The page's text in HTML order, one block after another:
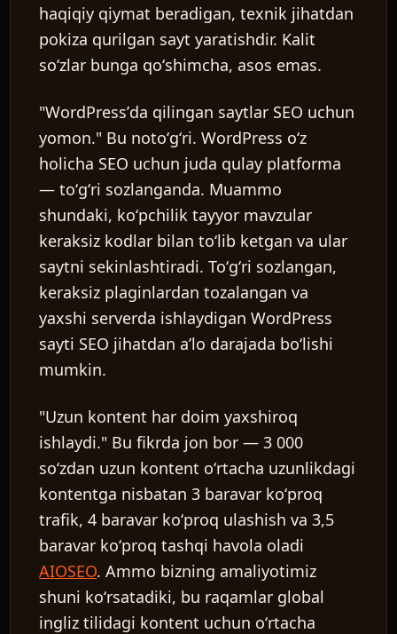
haqiqiy qiymat beradigan, texnik jihatdan
pokiza qurilgan sayt yaratishdir. Kalit
soʻzlar bunga qoʻshimcha, asos emas.
"WordPressʼda qilingan saytlar SEO uchun
yomon." Bu notoʻgʻri. WordPress oʻz
holicha SEO uchun juda qulay platforma
— toʻgʻri sozlanganda. Muammo
shundaki, koʻpchilik tayyor mavzular
keraksiz kodlar bilan toʻlib ketgan va ular
saytni sekinlashtiradi. Toʻgʻri sozlangan,
keraksiz plaginlardan tozalangan va
yaxshi serverda ishlaydigan WordPress
sayti SEO jihatdan aʼlo darajada boʻlishi
mumkin.
"Uzun kontent har doim yaxshiroq
ishlaydi." Bu fikrda jon bor — 3 000
soʻzdan uzun kontent oʻrtacha uzunlikdagi
kontentga nisbatan 3 baravar koʻproq
trafik, 4 baravar koʻproq ulashish va 3,5
baravar koʻproq tashqi havola oladi
AIOSEO. Ammo bizning amaliyotimiz
shuni koʻrsatadiki, bu raqamlar global
ingliz tilidagi kontent uchun oʻrtacha